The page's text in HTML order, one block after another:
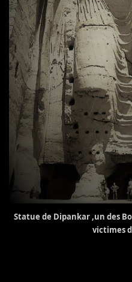
Statue de Dipankar ,un des
victimes